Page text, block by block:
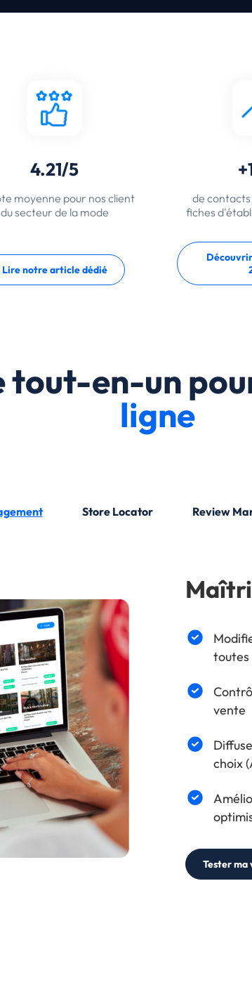
4.21/5
moyenne pour nos client
du secteur de la mode
Lire notre article dédié
de
fiches
tout-en-un
ligne
Store Locator Review
toutes
vente
choix
Tester